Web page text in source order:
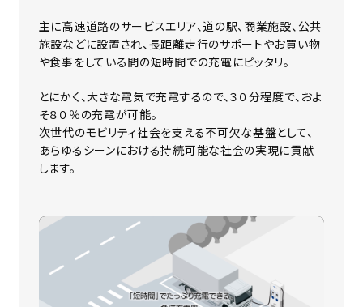
主に高速道路のサービスエリア、道の駅、商業施設、公共
施設などに設置され、長距離走行のサポートやお買い物
や食事をしている間の短時間での充電にピッタリ。
とにかく、大きな電気で充電するので、３０分程度で、およ
そ８０％の充電が可能。
次世代のモビリティ社会を支える不可欠な基盤として、
あらゆるシーンにおける持続可能な社会の実現に貢献
します。